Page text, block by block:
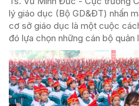
lý giáo dục (Bộ GD&ĐT) nhấn
cơ sở giáo dục là một cuộc
đó lựa chọn những cán bộ quản